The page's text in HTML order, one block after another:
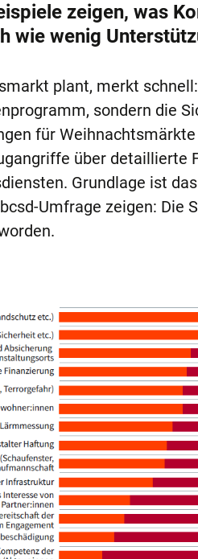
zeigen, was
wie wenig
plant, merkt
sondern die
für
über detaillierte
Grundlage ist
Umfrage zeigen: Die